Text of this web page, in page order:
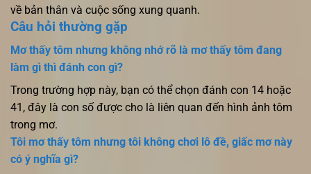
về bản thân và cuộc sống xung quanh.
Câu hỏi thường gặp
Mơ thấy tôm nhưng không nhớ rõ là mơ thấy tôm đang
làm gì thì đánh con gì?
Trong trường hợp này, bạn có thể chọn đánh con 14 hoặc
41, đây là con số được cho là liên quan đến hình ảnh tôm
trong mơ.
Tôi mơ thấy tôm nhưng tôi không chơi lô đề, giấc mơ này
có ý nghĩa gì?